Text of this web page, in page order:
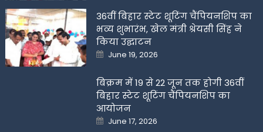
36वीं बिहार स्टेट शूटिंग चैंपियनशिप का
भव्य शुभारंभ, खेल मंत्री श्रेयसी सिंह ने
किया उद्घाटन
Posted
on
June 19, 2026
बिक्रम में 19 से 22 जून तक होगी 36वीं
बिहार स्टेट शूटिंग चैंपियनशिप का
आयोजन
Posted
on
June 17, 2026